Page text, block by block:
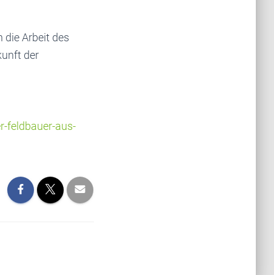
die Arbeit des
der
feldbauer-aus-